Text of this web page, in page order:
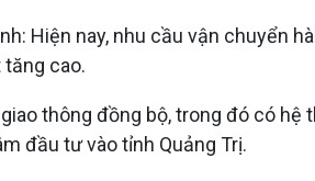
Hiện nay, nhu cầu vận chuyển
cao.
thông đồng bộ, trong đó có
đầu tư vào tỉnh Quảng Trị.